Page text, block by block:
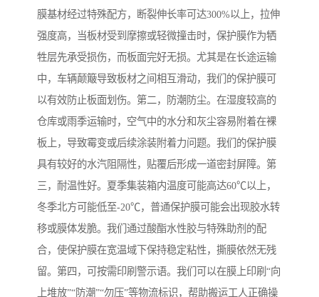
膜基材经过特殊配方，断裂伸长率可达300%以上，拉伸
强度高，当板材受到摩擦或轻微撞击时，保护膜作为牺
牲层先承受损伤，而板面完好无损。尤其是在长途运输
中，车辆颠簸导致板材之间相互滑动，我们的保护膜可
以有效防止板面划伤。第二，防潮防尘。在湿度较高的
仓库或雨季运输时，空气中的水分和灰尘容易附着在裸
板上，导致霉变或后续涂装附着力问题。我们的保护膜
具有较好的水汽阻隔性，贴覆后形成一道密封屏障。第
三，耐温性好。夏季集装箱内温度可能高达60℃以上，
冬季北方可能低至-20℃，普通保护膜可能会出现胶水转
移或膜体发脆。我们通过酸酯水性胶与特殊助剂的配
合，使保护膜在宽温域下保持稳定粘性，撕膜依然无残
留。第四，可按需印刷警示语。我们可以在膜上印刷“向
上堆放”“防潮”“勿压”等物流标识，帮助搬运工人正确操